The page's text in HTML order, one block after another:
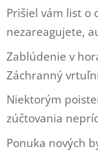
Prišiel vám list o
nezareagujete,
Zablúdenie v
Záchranný
Niektorým
zúčtovania
Ponuka nových